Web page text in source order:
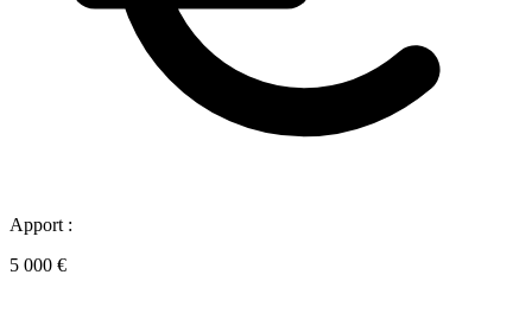
Apport :
5 000 €